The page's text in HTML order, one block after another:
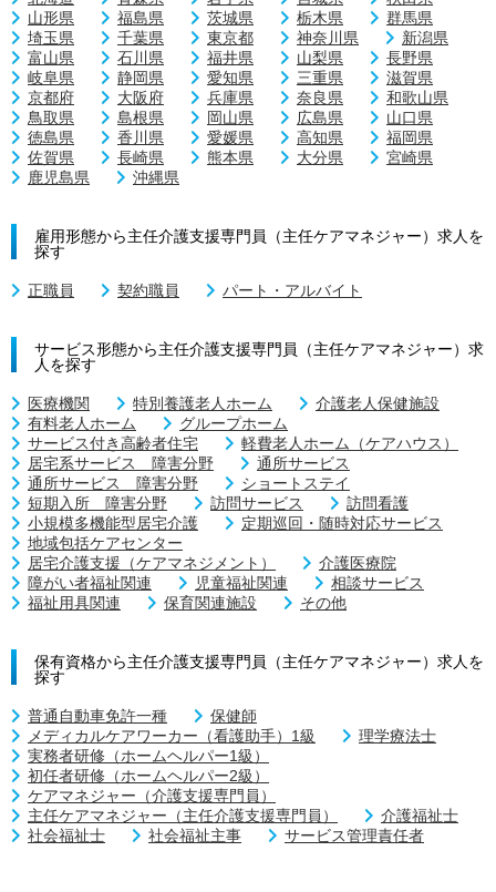
山形県
福島県 茨城県 栃木県
群馬県
埼玉県
千葉県 東京都 神奈川県
新潟県
富山県
石川県 福井県 山梨県
長野県
岐阜県
静岡県 愛知県 三重県
滋賀県
京都府
大阪府 兵庫県 奈良県
和歌山県
鳥取県
島根県 岡山県 広島県
山口県
徳島県
香川県 愛媛県 高知県
福岡県
佐賀県
長崎県 熊本県 大分県
宮崎県
鹿児島県
沖縄県
雇用形態から主任介護支援専門員（主任ケアマネジャー）求人を
探す
正職員 契約職員 パート・アルバイト
サービス形態から主任介護支援専門員（主任ケアマネジャー）求
人を探す
医療機関 特別養護老人ホーム
介護老人保健施設
有料老人ホーム
グループホーム
サービス付き高齢者住宅
軽費老人ホーム（ケアハウス）
居宅系サービス 障害分野
通所サービス
通所サービス 障害分野
ショートステイ
短期入所 障害分野
訪問サービス
訪問看護
小規模多機能型居宅介護
定期巡回・随時対応サービス
地域包括ケアセンター
居宅介護支援（ケアマネジメント）
介護医療院
障がい者福祉関連
児童福祉関連
相談サービス
福祉用具関連
保育関連施設 その他
保有資格から主任介護支援専門員（主任ケアマネジャー）求人を
探す
普通自動車免許一種
保健師
メディカルケアワーカー（看護助手）1級
理学療法士
実務者研修（ホームヘルパー1級）
初任者研修（ホームヘルパー2級）
ケアマネジャー（介護支援専門員）
主任ケアマネジャー（主任介護支援専門員）
介護福祉士
社会福祉士
社会福祉主事 サービス管理責任者